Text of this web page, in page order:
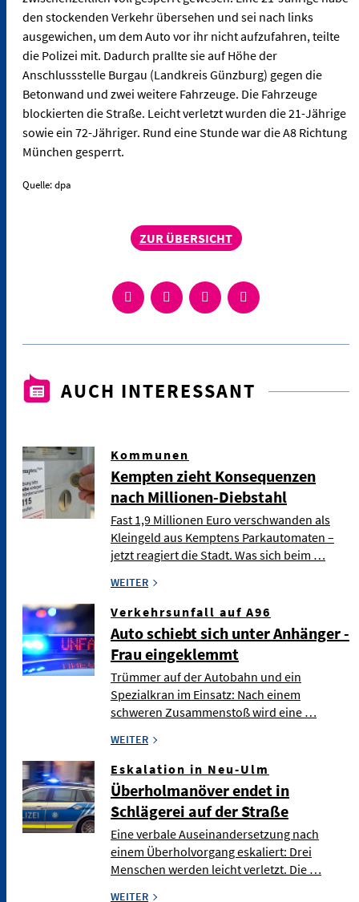
den stockenden Verkehr übersehen und sei nach links
ausgewichen, um dem Auto vor ihr nicht aufzufahren, teilte
die Polizei mit. Dadurch prallte sie auf Höhe der
Anschlussstelle Burgau (Landkreis Günzburg) gegen die
Betonwand und zwei weitere Fahrzeuge. Die Fahrzeuge
blockierten die Straße. Leicht verletzt wurden die 21-Jährige
sowie ein 72-Jähriger. Rund eine Stunde war die A8 Richtung
München gesperrt.
Quelle: dpa
ZUR ÜBERSICHT
AUCH INTERESSANT
Kommunen
Kempten zieht Konsequenzen
nach Millionen-Diebstahl
Fast 1,9 Millionen Euro verschwanden als
Kleingeld aus Kemptens Parkautomaten –
jetzt reagiert die Stadt. Was sich beim …
WEITER
Verkehrsunfall auf A96
Auto schiebt sich unter Anhänger -
Frau eingeklemmt
Trümmer auf der Autobahn und ein
Spezialkran im Einsatz: Nach einem
schweren Zusammenstoß wird eine …
WEITER
Eskalation in Neu-Ulm
Überholmanöver endet in
Schlägerei auf der Straße
Eine verbale Auseinandersetzung nach
einem Überholvorgang eskaliert: Drei
Menschen werden leicht verletzt. Die …
WEITER